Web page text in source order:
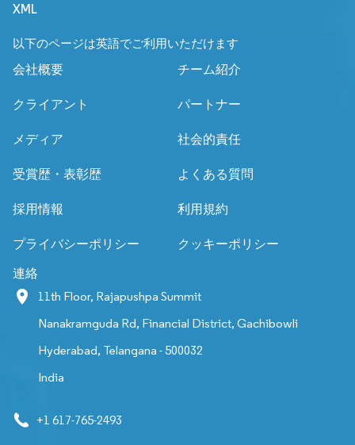
XML
以下のページは英語でご利用いただけます
会社概要
チーム紹介
クライアント パートナー
メディア 社会的責任
受賞歴・表彰歴 よくある質問
採用情報 利用規約
プライバシーポリシー クッキーポリシー
連絡
11th Floor, Rajapushpa Summit
Nanakramguda Rd, Financial District, Gachibowli
Hyderabad, Telangana - 500032
India
+1 617-765-2493